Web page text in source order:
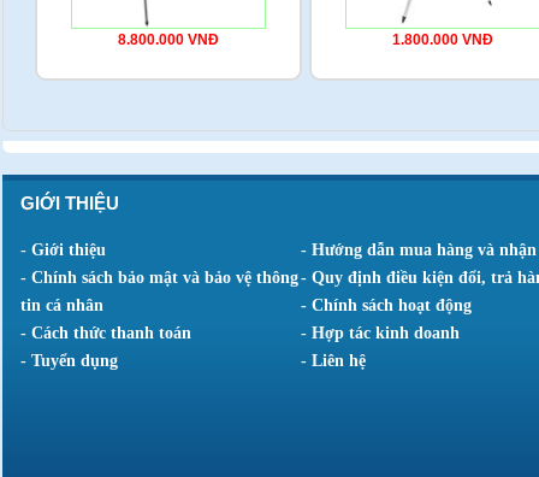
8.800.000 VNĐ 1.800.000 VNĐ
GIỚI THIỆU
- Giới thiệu
- Hướng dẫn mua hàng và
- Chính sách bảo mật và bảo vệ thông
tin cá nhân
- Quy định điều kiện đổi, trả
- Chính sách hoạt động
- Cách thức thanh toán
- Hợp tác kinh doanh
- Tuyển dụng
- Liên hệ